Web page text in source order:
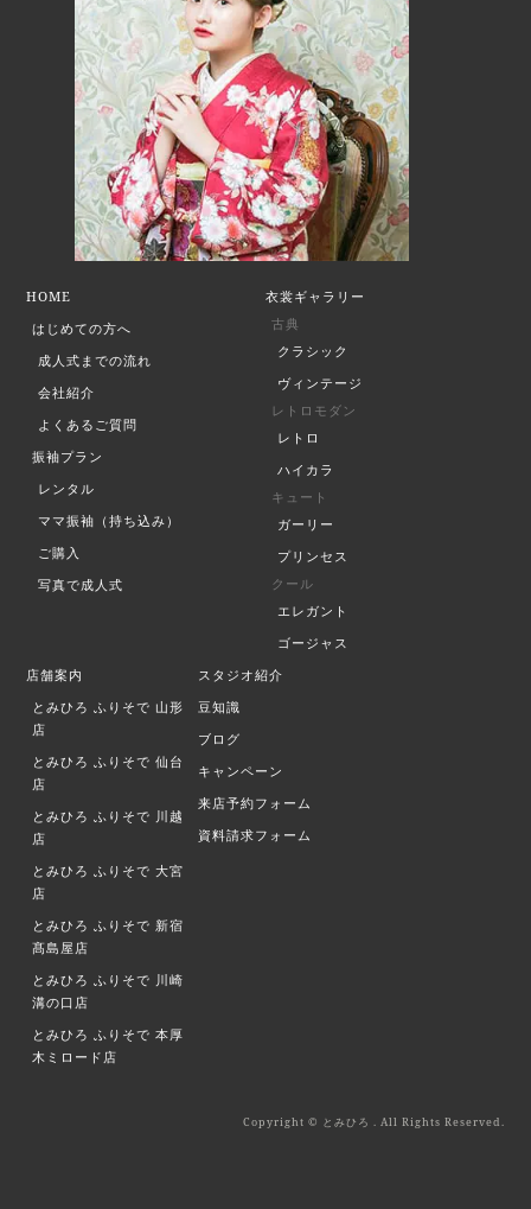
HOME
はじめての方へ
成人式までの流れ
会社紹介
よくあるご質問
振袖プラン
レンタル
ママ振袖（持ち込み）
ご購入
写真で成人式
衣裳ギャラリー
古典
クラシック
ヴィンテージ
レトロモダン
レトロ
ハイカラ
キュート
ガーリー
プリンセス
クール
エレガント
ゴージャス
店舗案内
とみひろ ふりそで 山形
店
とみひろ ふりそで仙台
店
とみひろ ふりそで 川越
店
とみひろ ふりそで大宮
店
とみひろ ふりそで 新宿
髙島屋店
とみひろ ふりそで 川崎
溝の口店
とみひろ ふりそで本厚
木ミロード店
スタジオ紹介
豆知識
ブログ
キャンペーン
来店予約フォーム
資料請求フォーム
Copyright © とみひろ . All Rights Reserved.